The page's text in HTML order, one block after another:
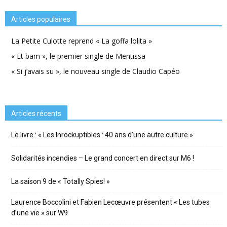
Articles populaires
La Petite Culotte reprend « La goffa lolita »
« Et bam », le premier single de Mentissa
« Si j’avais su », le nouveau single de Claudio Capéo
Articles récents
Le livre : « Les Inrockuptibles : 40 ans d’une autre culture »
Solidarités incendies – Le grand concert en direct sur M6 !
La saison 9 de « Totally Spies! »
Laurence Boccolini et Fabien Lecœuvre présentent « Les tubes
d’une vie » sur W9